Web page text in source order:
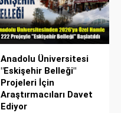
Anadolu Üniversitesi
"Eskişehir Belleği"
Projeleri İçin
Araştırmacıları Davet
Ediyor